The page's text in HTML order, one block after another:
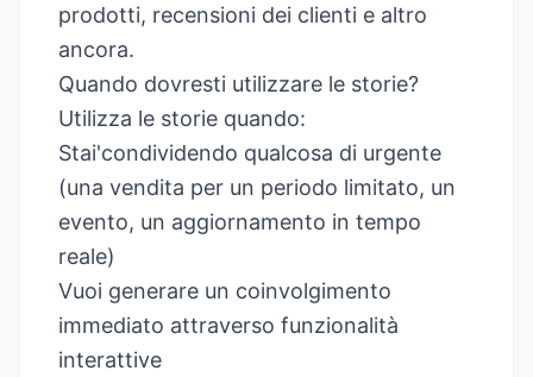
prodotti, recensioni dei clienti e altro
ancora.
Quando dovresti utilizzare le storie?
Utilizza le storie quando:
Stai'condividendo qualcosa di urgente
(una vendita per un periodo limitato, un
evento, un aggiornamento in tempo
reale)
Vuoi generare un coinvolgimento
immediato attraverso funzionalità
interattive